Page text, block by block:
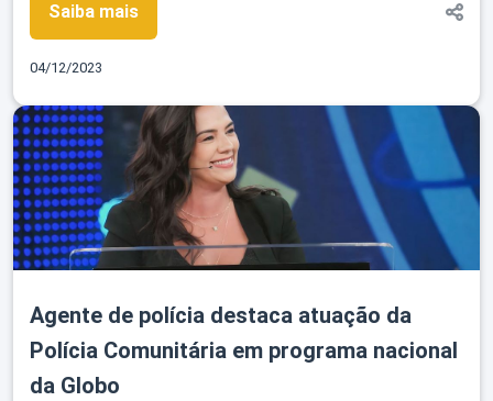
Saiba mais
04/12/2023
Agente de polícia destaca atuação da
Polícia Comunitária em programa nacional
da Globo